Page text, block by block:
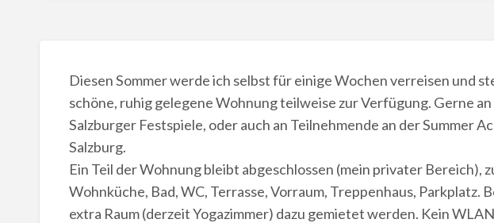
Diesen Sommer werde ich selbst für einige Wochen verreisen und
schöne, ruhig gelegene Wohnung teilweise zur Verfügung. Gerne
Salzburger Festspiele, oder auch an Teilnehmende an der Summer
Salzburg.
Ein Teil der Wohnung bleibt abgeschlossen (mein privater Bereich),
Wohnküche, Bad, WC, Terrasse, Vorraum, Treppenhaus, Parkplatz.
extra Raum (derzeit Yogazimmer) dazu gemietet werden. Kein